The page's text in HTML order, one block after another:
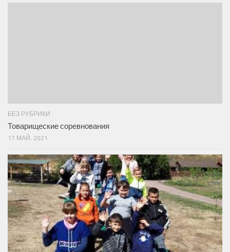
БЕЗ РУБРИКИ
Товарищеские соревнования
17 МАЙ, 2021